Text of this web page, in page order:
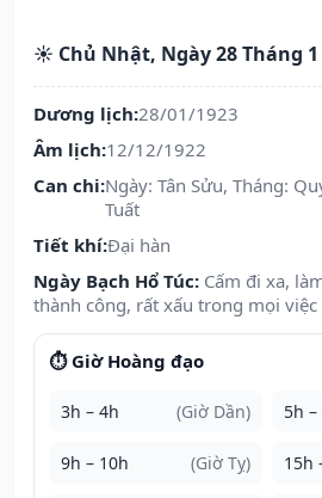
☀️ Chủ Nhật, Ngày 28 Tháng 1
Dương lịch:28/01/1923
Âm lịch:12/12/1922
Can chi:Ngày: Tân Sửu, Tháng:
Tuất
Tiết khí:Đại hàn
Ngày Bạch Hổ Túc: Cấm đi xa,
thành công, rất xấu trong mọi việc
⏱️ Giờ Hoàng đạo
3h – 4h (Giờ Dần) 5h –
9h – 10h (Giờ Tỵ) 15h